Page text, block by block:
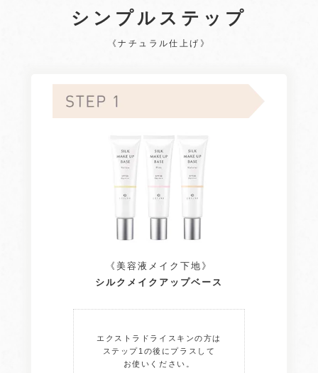
シンプルステップ
《ナチュラル仕上げ》
《美容液メイク下地》
シルクメイクアップベース
エクストラドライスキンの方は
ステップ1の後にプラスして
お使いください。